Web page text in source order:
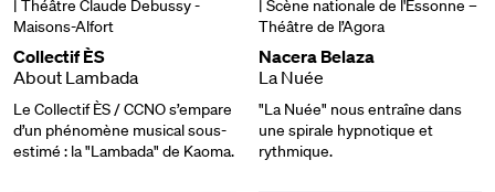
| Théâtre Claude Debussy -
Maisons-Alfort
Collectif ÈS
About Lambada
Le Collectif ÈS / CCNO s’empare
d’un phénomène musical sous-
estimé : la "Lambada" de Kaoma.
| Scène nationale de l'Essonne –
Théâtre de l’Agora
Nacera Belaza
La Nuée
"La Nuée" nous entraîne dans
une spirale hypnotique et
rythmique.